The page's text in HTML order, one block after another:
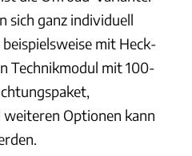
sich ganz individuell
mit Heck-
Technikmodul mit 100-
Optionen kann